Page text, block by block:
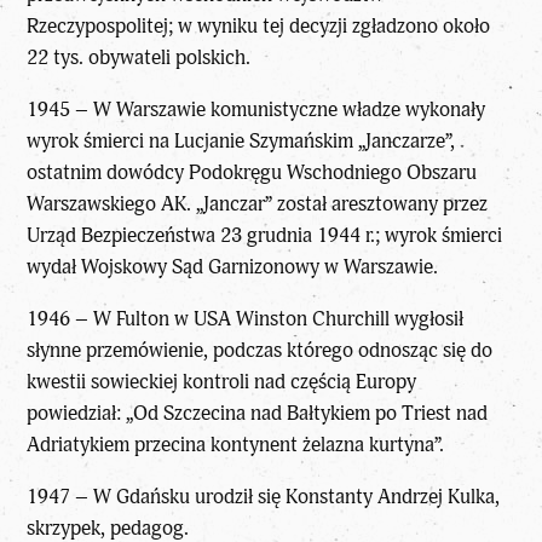
Rzeczypospolitej; w wyniku tej decyzji zgładzono około
22 tys. obywateli polskich.
1945 – W Warszawie komunistyczne władze wykonały
wyrok śmierci na Lucjanie Szymańskim „Janczarze”,
ostatnim dowódcy Podokręgu Wschodniego Obszaru
Warszawskiego AK. „Janczar” został aresztowany przez
Urząd Bezpieczeństwa 23 grudnia 1944 r.; wyrok śmierci
wydał Wojskowy Sąd Garnizonowy w Warszawie.
1946 – W Fulton w USA Winston Churchill wygłosił
słynne przemówienie, podczas którego odnosząc się do
kwestii sowieckiej kontroli nad częścią Europy
powiedział: „Od Szczecina nad Bałtykiem po Triest nad
Adriatykiem przecina kontynent żelazna kurtyna”.
1947 – W Gdańsku urodził się Konstanty Andrzej Kulka,
skrzypek, pedagog.